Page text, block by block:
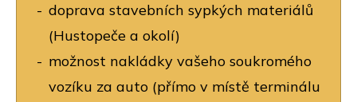
doprava stavebních sypkých materiálů
(Hustopeče a okolí)
možnost nakládky vašeho soukromého
vozíku za auto (přímo v místě terminálu